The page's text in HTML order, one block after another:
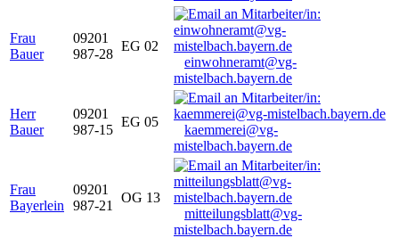
Frau
Bauer
09201
987-28
EG 02
einwohneramt@vg-
mistelbach.bayern.de
Herr
Bauer
09201
987-15
EG 05
kaemmerei@vg-
mistelbach.bayern.de
Frau
Bayerlein
09201
987-21
OG 13
mitteilungsblatt@vg-
mistelbach.bayern.de